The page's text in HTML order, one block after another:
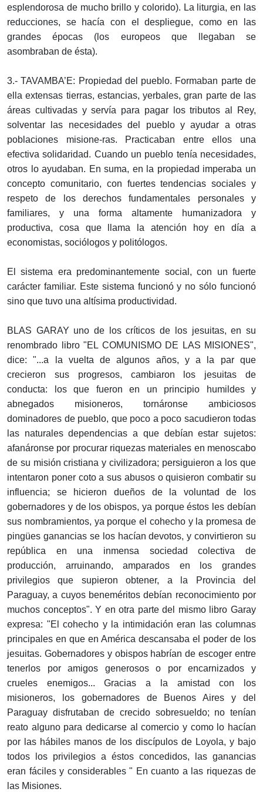
esplendorosa de mucho brillo y colorido). La liturgia, en las
reducciones, se hacía con el despliegue, como en las
grandes épocas (los europeos que llegaban se
asombraban de ésta).
3.- TAVAMBA’E: Propiedad del pueblo. Formaban parte de
ella extensas tierras, estancias, yerbales, gran parte de las
áreas cultivadas y servía para pagar los tributos al Rey,
solventar las necesidades del pueblo y ayudar a otras
poblaciones misione-ras. Practicaban entre ellos una
efectiva solidaridad. Cuando un pueblo tenía necesidades,
otros lo ayudaban. En suma, en la propiedad imperaba un
concepto comunitario, con fuertes tendencias sociales y
respeto de los derechos fundamentales personales y
familiares, y una forma altamente humanizadora y
productiva, cosa que llama la atención hoy en día a
economistas, sociólogos y politólogos.
El sistema era predominantemente social, con un fuerte
carácter familiar. Este sistema funcionó y no sólo funcionó
sino que tuvo una altísima productividad.
BLAS GARAY uno de los críticos de los jesuitas, en su
renombrado libro "EL COMUNISMO DE LAS MISIONES",
dice: "...a la vuelta de algunos años, y a la par que
crecieron sus progresos, cambiaron los jesuitas de
conducta: los que fueron en un principio humildes y
abnegados misioneros, tornáronse ambiciosos
dominadores de pueblo, que poco a poco sacudieron todas
las naturales dependencias a que debían estar sujetos:
afanáronse por procurar riquezas materiales en menoscabo
de su misión cristiana y civilizadora; persiguieron a los que
intentaron poner coto a sus abusos o quisieron combatir su
influencia; se hicieron dueños de la voluntad de los
gobernadores y de los obispos, ya porque éstos les debían
sus nombramientos, ya porque el cohecho y la promesa de
pingües ganancias se los hacían devotos, y convirtieron su
república en una inmensa sociedad colectiva de
producción, arruinando, amparados en los grandes
privilegios que supieron obtener, a la Provincia del
Paraguay, a cuyos beneméritos debían reconocimiento por
muchos conceptos". Y en otra parte del mismo libro Garay
expresa: "El cohecho y la intimidación eran las columnas
principales en que en América descansaba el poder de los
jesuitas. Gobernadores y obispos habrían de escoger entre
tenerlos por amigos generosos o por encarnizados y
crueles enemigos... Gracias a la amistad con los
misioneros, los gobernadores de Buenos Aires y del
Paraguay disfrutaban de crecido sobresueldo; no tenían
reato alguno para dedicarse al comercio y como lo hacían
por las hábiles manos de los discípulos de Loyola, y bajo
todos los privilegios a éstos concedidos, las ganancias
eran fáciles y considerables " En cuanto a las riquezas de
las Misiones.